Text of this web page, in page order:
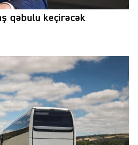
qəbulu keçirəcək